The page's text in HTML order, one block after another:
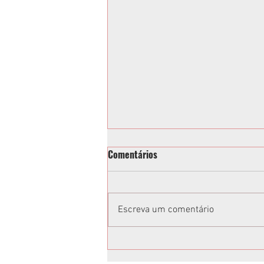
Vereadora acusa Tathiana
Comentários
Escreva um comentário